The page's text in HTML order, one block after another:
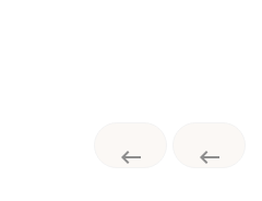
 